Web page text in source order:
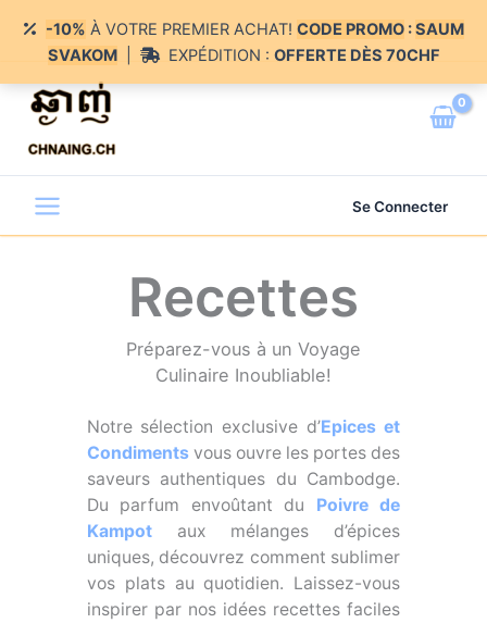
-10% À VOTRE PREMIER ACHAT! CODE PROMO:SAUM
SVAKOM| EXPÉDITION : OFFERTE DÈS 70CHF
contenu
Se Connecter
Recettes
Préparez-vous à un Voyage
Culinaire Inoubliable!
Notre sélection exclusive d’Epices et
Condimentsvous ouvre les portes des
saveurs authentiques du Cambodge.
Du parfum envoûtant du Poivre de
Kampotaux mélanges d’épices
uniques, découvrez comment sublimer
vos plats au quotidien. Laissez-vous
inspirer par nos idées recettes faciles